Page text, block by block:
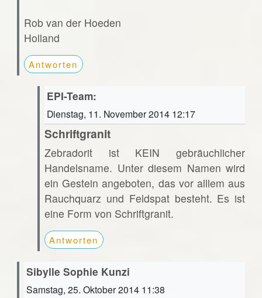
Rob van der Hoeden
Holland
Antworten
EPI-Team:
Dienstag, 11. November 2014 12:17
Schriftgranit
Zebradorit ist KEIN gebräuchlicher
Handelsname. Unter diesem Namen wird
ein Gestein angeboten, das vor alllem aus
Rauchquarz und Feldspat besteht. Es ist
eine Form von Schriftgranit.
Antworten
Sibylle Sophie Kunzi
Samstag, 25. Oktober 2014 11:38